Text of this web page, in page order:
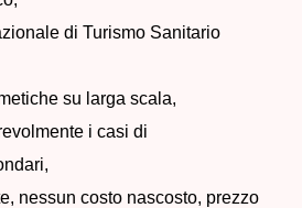
di Turismo Sanitario
su larga scala,
i casi di
nessun costo nascosto, prezzo